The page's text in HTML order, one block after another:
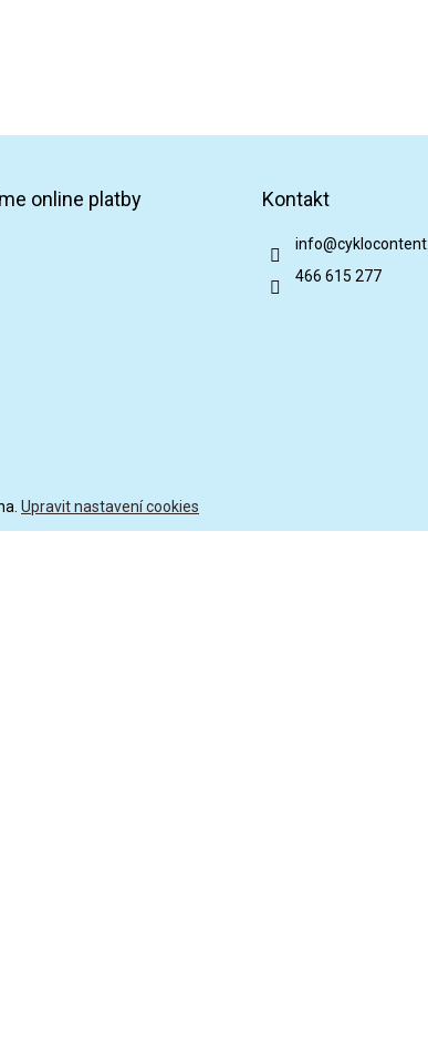
online platby Kontakt
info@
466 615 277
Upravit nastavení cookies